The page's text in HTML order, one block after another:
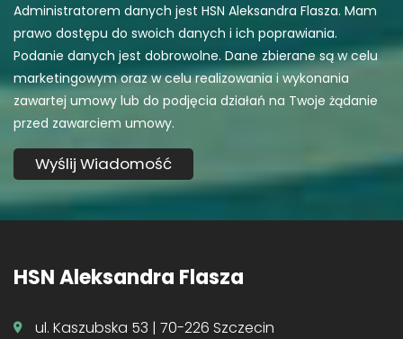
Administratorem danych jest HSN Aleksandra Flasza. Mam
prawo dostępu do swoich danych i ich poprawiania.
Podanie danych jest dobrowolne. Dane zbierane są w celu
marketingowym oraz w celu realizowania i wykonania
zawartej umowy lub do podjęcia działań na Twoje żądanie
przed zawarciem umowy.
HSN Aleksandra Flasza
ul. Kaszubska 53 | 70-226 Szczecin